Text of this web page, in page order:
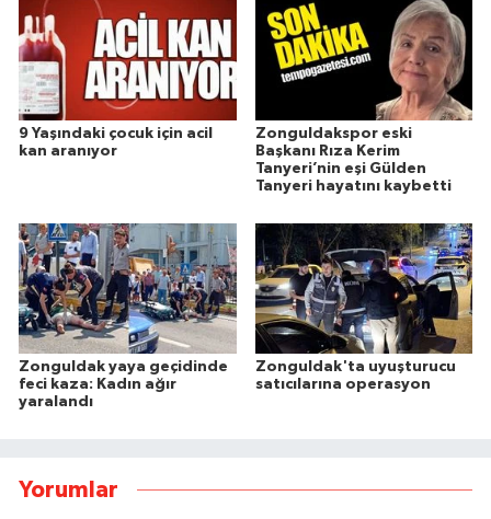
9 Yaşındaki çocuk için acil
kan aranıyor
Zonguldakspor eski
Başkanı Rıza Kerim
Tanyeri’nin eşi Gülden
Tanyeri hayatını kaybetti
Zonguldak yaya geçidinde
feci kaza: Kadın ağır
yaralandı
Zonguldak'ta uyuşturucu
satıcılarına operasyon
Yorumlar